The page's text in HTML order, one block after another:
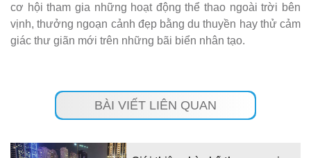
cơ hội tham gia những hoạt động thể thao ngoài trời bên
vịnh, thưởng ngoạn cảnh đẹp bằng du thuyền hay thử cảm
giác thư giãn mới trên những bãi biển nhân tạo.
BÀI VIẾT LIÊN QUAN